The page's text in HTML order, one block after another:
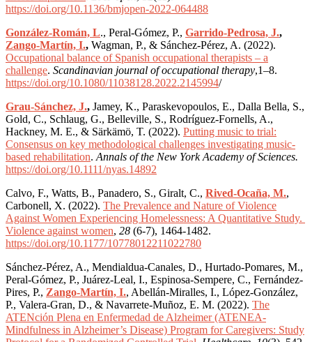
https://doi.org/10.1136/bmjopen-2022-064488
González-Román, L., Peral-Gómez, P., Garrido-Pedrosa, J.,
Zango-Martín, I., Wagman, P., & Sánchez-Pérez, A. (2022).
Occupational balance of Spanish occupational therapists – a
challenge. Scandinavian journal of occupational therapy,1–8.
https://doi.org/10.1080/11038128.2022.2145994/
Grau-Sánchez, J., Jamey, K., Paraskevopoulos, E., Dalla Bella, S.,
Gold, C., Schlaug, G., Belleville, S., Rodríguez-Fornells, A.,
Hackney, M. E., & Särkämö, T. (2022). Putting music to trial:
Consensus on key methodological challenges investigating music-
based rehabilitation.Annals of the New York Academy of Sciences.
https://doi.org/10.1111/nyas.14892
Calvo, F., Watts, B., Panadero, S., Giralt, C., Rived-Ocaña, M.,
Carbonell, X. (2022). The Prevalence and Nature of Violence
Against Women Experiencing Homelessness: A Quantitative Study.
Violence against women, 28 (6-7), 1464-1482.
https://doi.org/10.1177/10778012211022780
Sánchez-Pérez, A., Mendialdua-Canales, D., Hurtado-Pomares, M.,
Peral-Gómez, P., Juárez-Leal, I., Espinosa-Sempere, C., Fernández-
Pires, P., Zango-Martín, I., Abellán-Miralles, I., López-González,
P., Valera-Gran, D., & Navarrete-Muñoz, E. M. (2022). The
ATENción Plena en Enfermedad de Alzheimer (ATENEA-
Mindfulness in Alzheimer’s Disease) Program for Caregivers: Study